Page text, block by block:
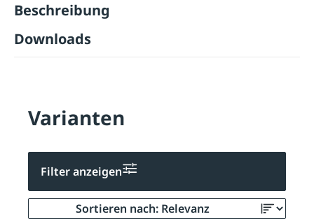
Beschreibung
Downloads
Varianten
Filter anzeigen